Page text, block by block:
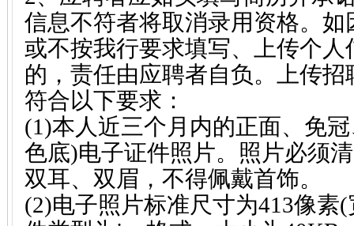
信息不符者将取消录用资格。
或不按我行要求填写、上传个
的，责任由应聘者自负。上传
符合以下要求：
(1)本人近三个月内的正面、免
色底)电子证件照片。照片必须
双耳、双眉，不得佩戴首饰。
(2)电子照片标准尺寸为413像素